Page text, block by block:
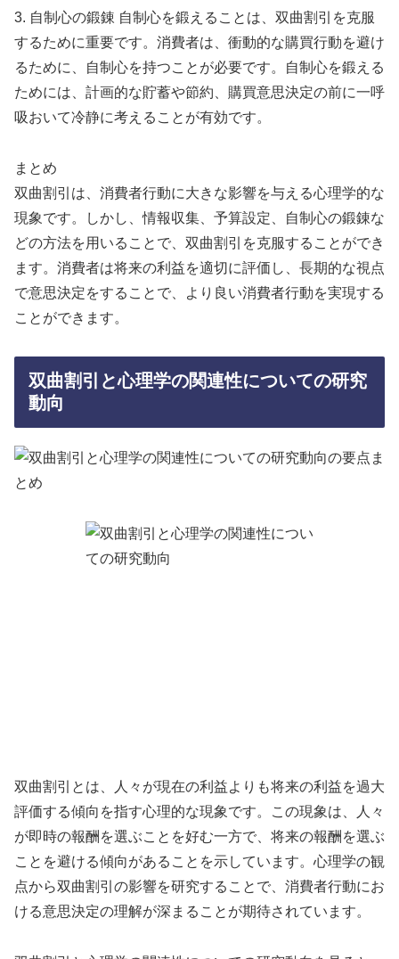
3. 自制心の鍛錬 自制心を鍛えることは、双曲割引を克服
するために重要です。消費者は、衝動的な購買行動を避け
るために、自制心を持つことが必要です。自制心を鍛える
ためには、計画的な貯蓄や節約、購買意思決定の前に一呼
吸おいて冷静に考えることが有効です。
まとめ
双曲割引は、消費者行動に大きな影響を与える心理学的な
現象です。しかし、情報収集、予算設定、自制心の鍛錬な
どの方法を用いることで、双曲割引を克服することができ
ます。消費者は将来の利益を適切に評価し、長期的な視点
で意思決定をすることで、より良い消費者行動を実現する
ことができます。
双曲割引と心理学の関連性についての研究
動向
双曲割引とは、人々が現在の利益よりも将来の利益を過大
評価する傾向を指す心理的な現象です。この現象は、人々
が即時の報酬を選ぶことを好む一方で、将来の報酬を選ぶ
ことを避ける傾向があることを示しています。心理学の観
点から双曲割引の影響を研究することで、消費者行動にお
ける意思決定の理解が深まることが期待されています。